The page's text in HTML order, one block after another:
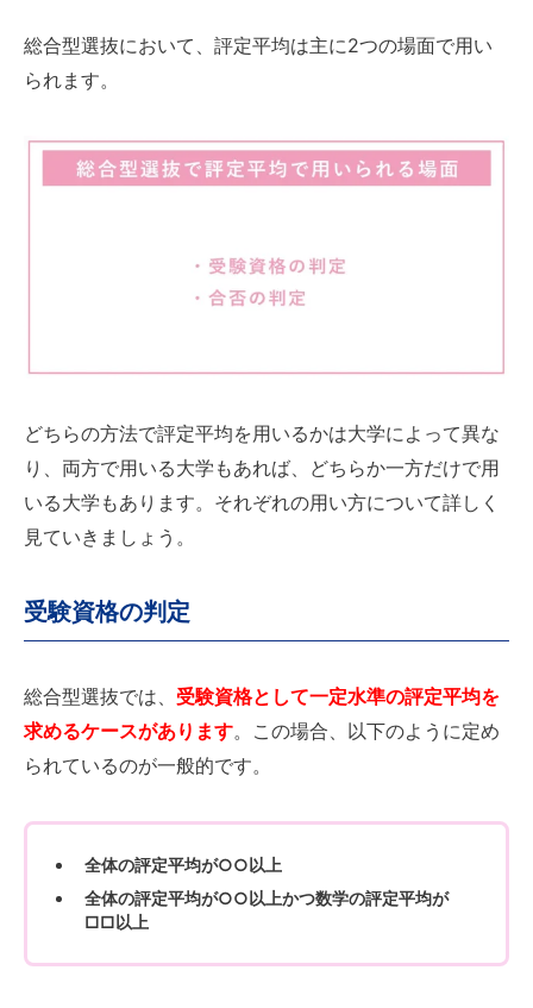
総合型選抜において、評定平均は主に2つの場面で用い
られます。
どちらの方法で評定平均を用いるかは大学によって異な
り、両方で用いる大学もあれば、どちらか一方だけで用
いる大学もあります。それぞれの用い方について詳しく
見ていきましょう。
受験資格の判定
総合型選抜では、 受験資格として一定水準の評定平均を
求めるケースがあります。この場合、以下のように定め
られているのが一般的です。
全体の評定平均が○○以上
全体の評定平均が○○以上かつ数学の評定平均が
□□以上